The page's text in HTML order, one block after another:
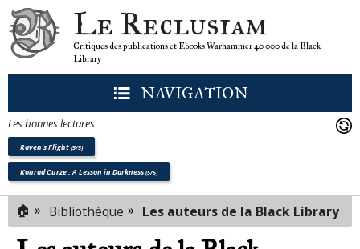
Le Reclusiam
Critiques des publications et Ebooks Warhammer 40 000 de la Black
Library
NAVIGATION
Les bonnes lectures
Raven's Flight (5/5)
Konrad Curze : A Lesson in Darkness (5/5)
🏠 » Bibliothèque » Les auteurs de la Black Library